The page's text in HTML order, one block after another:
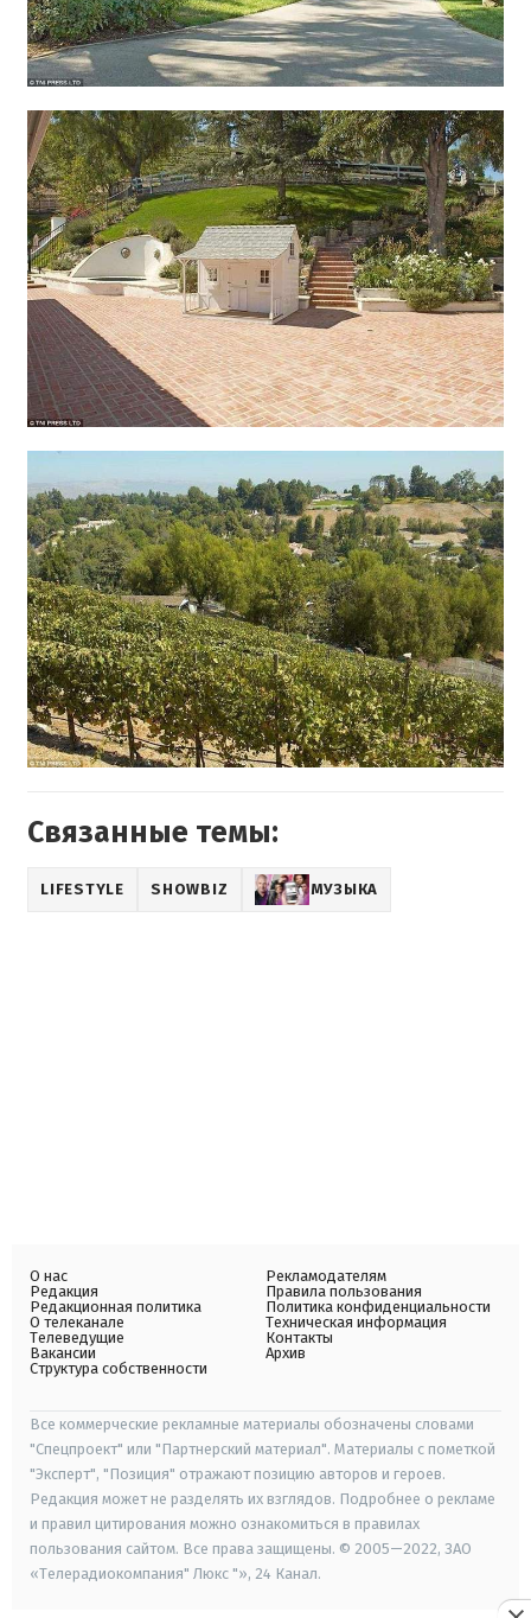
Связанные темы:
LIFESTYLE SHOWBIZ МУЗЫКА
О нас
Редакция
Редакционная политика
О телеканале
Телеведущие
Вакансии
Структура собственности
Рекламодателям
Правила пользования
Политика конфиденциальности
Техническая информация
Контакты
Архив
Все коммерческие рекламные материалы обозначены словами
"Спецпроект" или "Партнерский материал". Материалы с пометкой
"Эксперт", "Позиция" отражают позицию авторов и героев.
Редакция может не разделять их взглядов. Подробнее о рекламе
и правил цитирования можно ознакомиться в правилах
пользования сайтом. Все права защищены. © 2005—2022, ЗАО
«Телерадиокомпания" Люкс "», 24 Канал.